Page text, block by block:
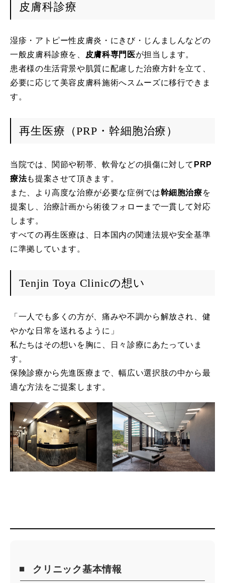
皮膚科診療
湿疹・アトピー性皮膚炎・にきび・じんましんなどの
一般皮膚科診療を、
皮膚科専門医が担当します。
患者様の生活背景や肌質に配慮した治療方針を立て、
必要に応じて美容皮膚科施術へスムーズに移行できま
す。
再生医療（PRP・幹細胞治療）
当院では、関節や靭帯、軟骨などの損傷に対して PRP
療法も提案させて頂きます。
また、より高度な治療が必要な症例では幹細胞治療を
提案し、治療計画から術後フォローまで一貫して対応
します。
すべての再生医療は、日本国内の関連法規や安全基準
に準拠しています。
Tenjin Toya Clinicの想い
「一人でも多くの方が、痛みや不調から解放され、健
やかな日常を送れるように」
私たちはその想いを胸に、日々診療にあたっていま
す。
保険診療から先進医療まで、幅広い選択肢の中から最
適な方法をご提案します。
クリニック基本情報